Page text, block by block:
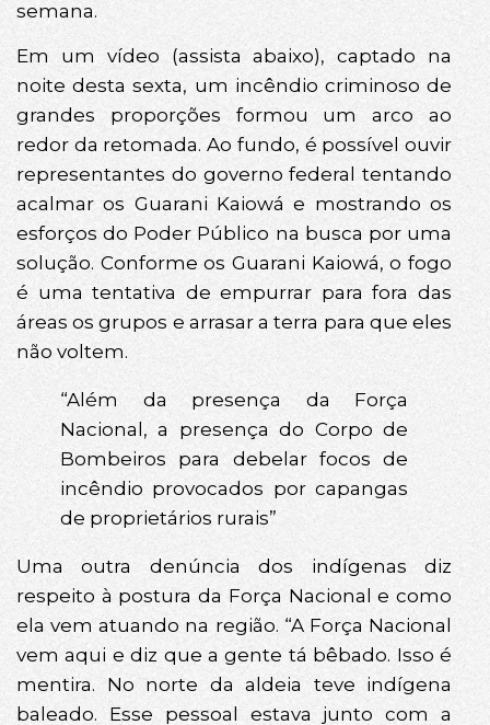
semana.
Em um vídeo (assista abaixo), captado na
noite desta sexta, um incêndio criminoso de
grandes proporções formou um arco ao
redor da retomada. Ao fundo, é possível ouvir
representantes do governo federal tentando
acalmar os Guarani Kaiowá e mostrando os
esforços do Poder Público na busca por uma
solução. Conforme os Guarani Kaiowá, o fogo
é uma tentativa de empurrar para fora das
áreas os grupos e arrasar a terra para que eles
não voltem.
“Além da presença da Força
Nacional, a presença do Corpo de
Bombeiros para debelar focos de
incêndio provocados por capangas
de proprietários rurais”
Uma outra denúncia dos indígenas diz
respeito à postura da Força Nacional e como
ela vem atuando na região. “A Força Nacional
vem aqui e diz que a gente tá bêbado. Isso é
mentira. No norte da aldeia teve indígena
baleado. Esse pessoal estava junto com a